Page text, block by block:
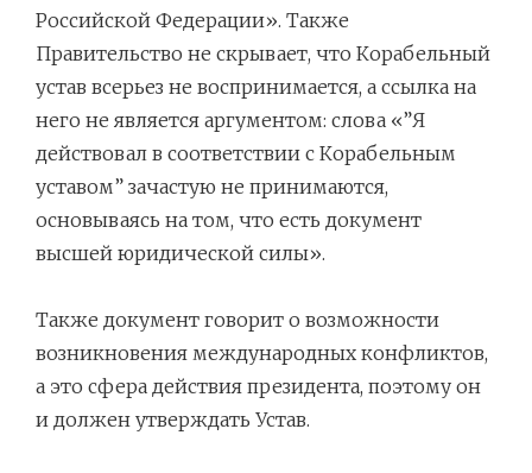
Российской Федерации». Также
Правительство не скрывает, что Корабельный
устав всерьез не воспринимается, а ссылка на
него не является аргументом: слова «”Я
действовал в соответствии с Корабельным
уставом” зачастую не принимаются,
основываясь на том, что есть документ
высшей юридической силы».
Также документ говорит о возможности
возникновения международных конфликтов,
а это сфера действия президента, поэтому он
и должен утверждать Устав.